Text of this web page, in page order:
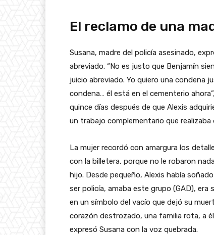
El reclamo de una
Susana, madre del policía asesinado,
abreviado. “No es justo que Benjamín
juicio abreviado. Yo quiero una condena
condena… él está en el cementerio
quince días después de que Alexis
un trabajo complementario que
La mujer recordó con amargura los
con la billetera, porque no le robaron
hijo. Desde pequeño, Alexis había
ser policía, amaba este grupo (GAD),
en un símbolo del vacío que dejó su
corazón destrozado, una familia rota, a
expresó Susana con la voz quebrada.